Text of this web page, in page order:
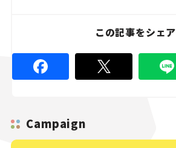
この記事をシェア
Campaign